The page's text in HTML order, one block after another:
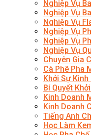
Nghiệp Vụ
Nghiệp Vụ
Nghiệp Vụ
Nghiệp Vụ
Nghiệp Vụ
Nghiệp Vụ
Chuyên Gia
Cà Phê Pha
Khởi Sự
Bí Quyết
Kinh Doanh
Kinh Doanh
Tiếng Anh
Học Làm